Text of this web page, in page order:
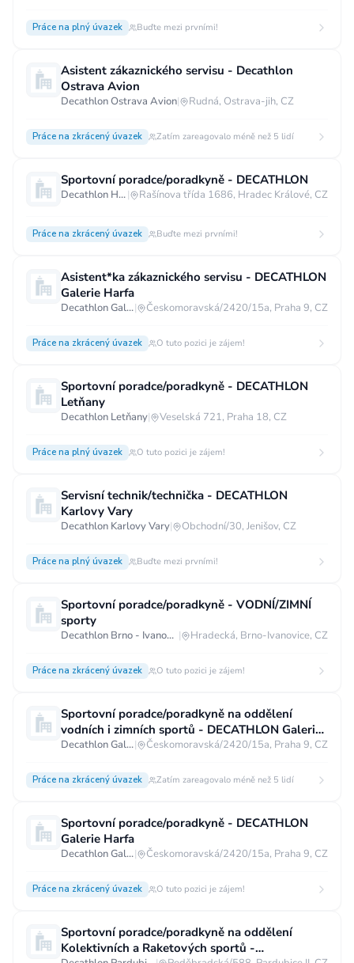
Práce na plný úvazek Buďte mezi prvními!
Asistent zákaznického servisu - Decathlon
Ostrava Avion
Decathlon Ostrava Avion| Rudná, Ostrava-jih, CZ
Práce na zkrácený úvazek Zatím zareagovalo méně než 5 lidí
Sportovní poradce/poradkyně - DECATHLON
Decathlon Hradec Králové| Rašínova třída 1686, Hradec Králové, CZ
Práce na zkrácený úvazek Buďte mezi prvními!
Asistent*ka zákaznického servisu - DECATHLON
Galerie Harfa
Decathlon Galerie Harfa| Českomoravská/2420/15a, Praha 9, CZ
Práce na zkrácený úvazek O tuto pozici je zájem!
Sportovní poradce/poradkyně - DECATHLON
Letňany
Decathlon Letňany| Veselská 721, Praha 18, CZ
Práce na plný úvazek O tuto pozici je zájem!
Servisní technik/technička - DECATHLON
Karlovy Vary
Decathlon Karlovy Vary| Obchodní/30, Jenišov, CZ
Práce na plný úvazek Buďte mezi prvními!
Sportovní poradce/poradkyně - VODNÍ/ZIMNÍ
sporty
Decathlon Brno - Ivanovice | Hradecká, Brno-Ivanovice, CZ
Práce na zkrácený úvazek O tuto pozici je zájem!
Sportovní poradce/poradkyně na oddělení
vodních i zimních sportů - DECATHLON Galerie
Harfa
Decathlon Galerie Harfa| Českomoravská/2420/15a, Praha 9, CZ
Práce na zkrácený úvazek Zatím zareagovalo méně než 5 lidí
Sportovní poradce/poradkyně - DECATHLON
Galerie Harfa
Decathlon Galerie Harfa| Českomoravská/2420/15a, Praha 9, CZ
Práce na zkrácený úvazek O tuto pozici je zájem!
Sportovní poradce/poradkyně na oddělení
Kolektivních a Raketových sportů -
40 000 CZK a více
Ostatní mzdy
Práce na plný úvazek
Práce na zkrácený úvazek
Krátkodobá práce
Brigáda Stáž / Trainee
Vzdělání
Vzdělání není podstatné
Základní
Vyšší odborné
Bakalářské
Vysokoškolské / universitní